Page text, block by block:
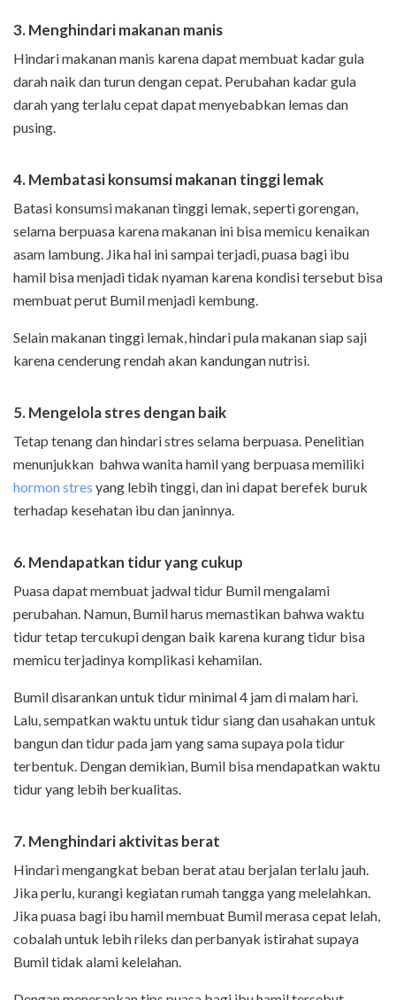
3. Menghindari makanan manis
Hindari makanan manis karena dapat membuat kadar gula
darah naik dan turun dengan cepat. Perubahan kadar gula
darah yang terlalu cepat dapat menyebabkan lemas dan
pusing.
4. Membatasi konsumsi makanan tinggi lemak
Batasi konsumsi makanan tinggi lemak, seperti gorengan,
selama berpuasa karena makanan ini bisa memicu kenaikan
asam lambung. Jika hal ini sampai terjadi, puasa bagi ibu
hamil bisa menjadi tidak nyaman karena kondisi tersebut bisa
membuat perut Bumil menjadi kembung.
Selain makanan tinggi lemak, hindari pula makanan siap saji
karena cenderung rendah akan kandungan nutrisi.
5. Mengelola stres dengan baik
Tetap tenang dan hindari stres selama berpuasa. Penelitian
menunjukkan bahwa wanita hamil yang berpuasa memiliki
hormon stres yang lebih tinggi, dan ini dapat berefek buruk
terhadap kesehatan ibu dan janinnya.
6. Mendapatkan tidur yang cukup
Puasa dapat membuat jadwal tidur Bumil mengalami
perubahan. Namun, Bumil harus memastikan bahwa waktu
tidur tetap tercukupi dengan baik karena kurang tidur bisa
memicu terjadinya komplikasi kehamilan.
Bumil disarankan untuk tidur minimal 4 jam di malam hari.
Lalu, sempatkan waktu untuk tidur siang dan usahakan untuk
bangun dan tidur pada jam yang sama supaya pola tidur
terbentuk. Dengan demikian, Bumil bisa mendapatkan waktu
tidur yang lebih berkualitas.
7. Menghindari aktivitas berat
Hindari mengangkat beban berat atau berjalan terlalu jauh.
Jika perlu, kurangi kegiatan rumah tangga yang melelahkan.
Jika puasa bagi ibu hamil membuat Bumil merasa cepat lelah,
cobalah untuk lebih rileks dan perbanyak istirahat supaya
Bumil tidak alami kelelahan.